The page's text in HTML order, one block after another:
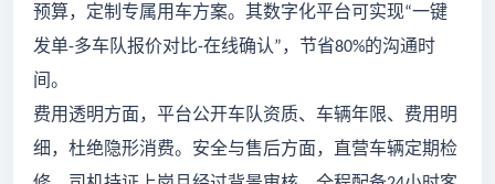
预算，定制专属用车方案。其数字化平台可实现“一键
发单-多车队报价对比-在线确认”，节省80%的沟通时
间。
费用透明方面，平台公开车队资质、车辆年限、费用明
细，杜绝隐形消费。安全与售后方面，直营车辆定期检